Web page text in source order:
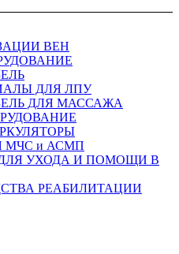
ВЕН
ДЛЯ ЛПУ
ДЛЯ МАССАЖА
МЧС и АСМП
УХОДА И ПОМОЩИ В
РЕАБИЛИТАЦИИ